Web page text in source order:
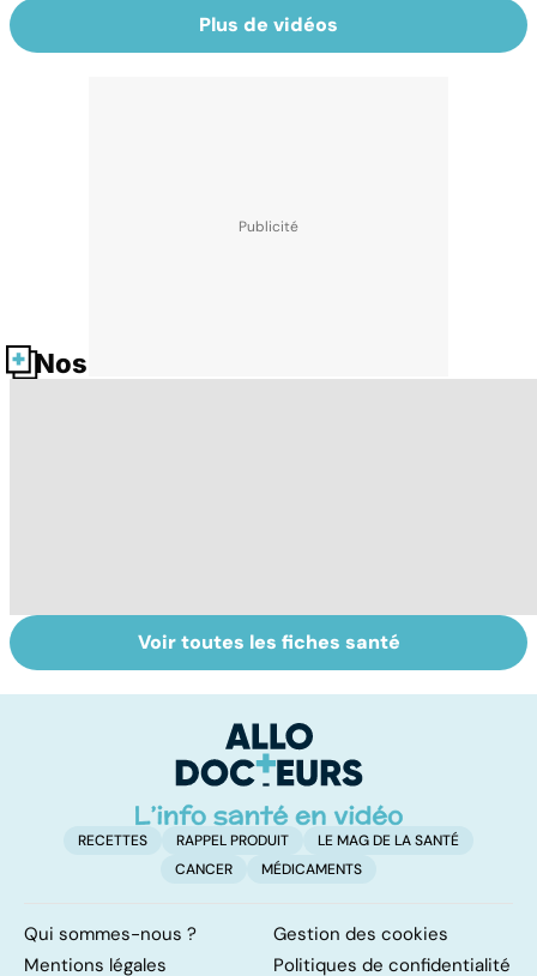
Plus de vidéos
Nos fiches santé
Automutilation :
des ados en
Antibiotiques :
lutter contre la
bactéries
Voir toutes les fiches santé
RECETTES RAPPEL PRODUIT
LE MAG DE LA SANTÉ
CANCER
MÉDICAMENTS
Qui sommes-nous ?
Gestion des cookies
Mentions légales
Politiques de confidentialité